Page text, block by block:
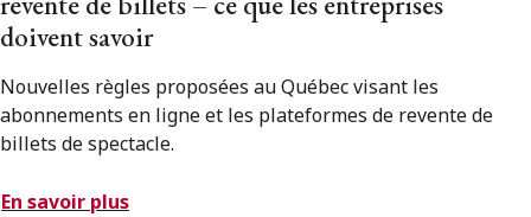
doivent savoir
Nouvelles règles proposées au Québec visant les
abonnements en ligne et les plateformes de revente de
billets de spectacle.
En savoir plus